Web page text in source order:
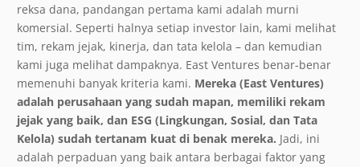
reksa dana, pandangan pertama kami adalah murni
komersial. Seperti halnya setiap investor lain, kami melihat
tim, rekam jejak, kinerja, dan tata kelola – dan kemudian
kami juga melihat dampaknya. East Ventures benar-benar
memenuhi banyak kriteria kami. Mereka (East Ventures)
adalah perusahaan yang sudah mapan, memiliki rekam
jejak yang baik, dan ESG (Lingkungan, Sosial, dan Tata
Kelola) sudah tertanam kuat di benak mereka. Jadi, ini
adalah perpaduan yang baik antara berbagai faktor yang